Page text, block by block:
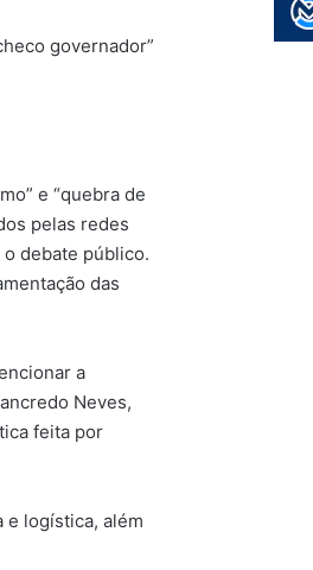
governador”
e “quebra de
pelas redes
debate público.
das
a
Neves,
feita por
e logística, além